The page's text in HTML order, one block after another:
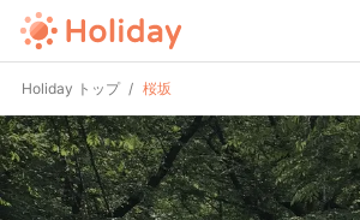
Holiday トップ 桜坂